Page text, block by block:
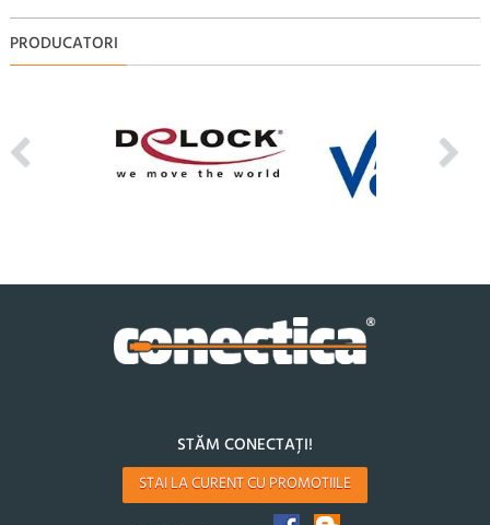
PRODUCATORI
STĂM CONECTAȚI!
STAI LA CURENT CU PROMOTIILE